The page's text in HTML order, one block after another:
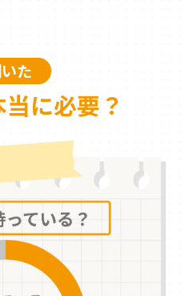
た
に必要？